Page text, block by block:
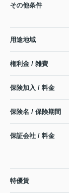
その他条件
用途地域
権利金 / 雑費
保険加入 / 料金
保険名 / 保険期間
保証会社 / 料金
特優賃